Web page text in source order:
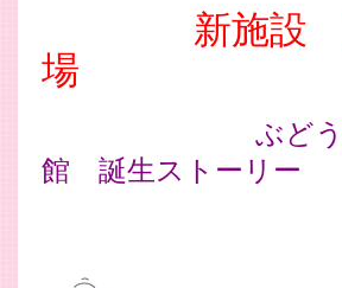
新施設
場
ぶど
館 誕生ストーリー